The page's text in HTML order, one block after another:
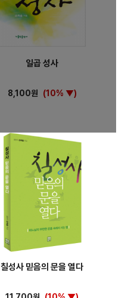
일곱 성사
8,100원 (10% ▼)
칠성사 믿음의 문을 열다